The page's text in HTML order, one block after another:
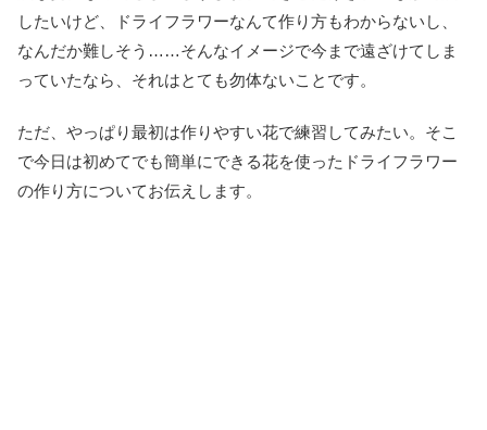
したいけど、ドライフラワーなんて作り方もわからないし、
なんだか難しそう……そんなイメージで今まで遠ざけてしま
っていたなら、それはとても勿体ないことです。
ただ、やっぱり最初は作りやすい花で練習してみたい。そこ
で今日は初めてでも簡単にできる花を使ったドライフラワー
の作り方についてお伝えします。